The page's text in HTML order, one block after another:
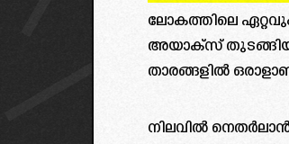
ലോകത്തിലെ
അയാക്സ് തുടങ്ങിയ
താരങ്ങളിൽ
നിലവിൽ